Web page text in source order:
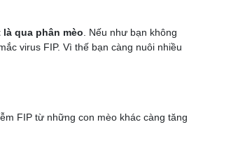
là qua phân mèo . Nếu như bạn không
virus FIP. Vì thế bạn càng nuôi nhiều
FIP từ những con mèo khác càng tăng